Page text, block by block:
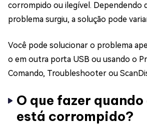
corrompido ou ilegível. Dependendo
problema surgiu, a solução pode
Você pode solucionar o problema
o em outra porta USB ou usando o
Comando, Troubleshooter ou
O que fazer
está corrompido?